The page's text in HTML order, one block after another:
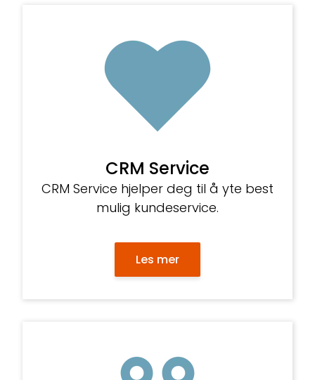
CRM Service
CRM Service hjelper deg til å yte best
mulig kundeservice.
Les mer